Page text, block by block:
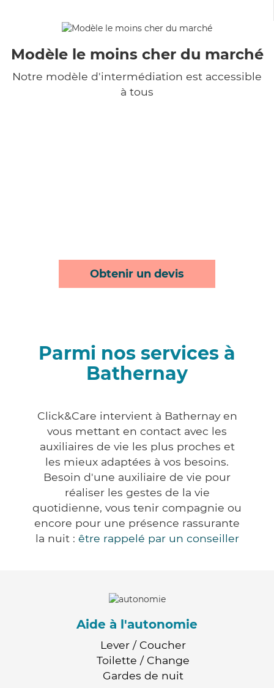
Modèle le moins cher du marché
Notre modèle d'intermédiation est accessible
à tous
Obtenir un devis
Parmi nos services à
Bathernay
Click&Care intervient à Bathernay en
vous mettant en contact avec les
auxiliaires de vie les plus proches et
les mieux adaptées à vos besoins.
Besoin d'une auxiliaire de vie pour
réaliser les gestes de la vie
quotidienne, vous tenir compagnie ou
encore pour une présence rassurante
la nuit : être rappelé par un conseiller
Aide à l'autonomie
Lever / Coucher
Toilette / Change
Gardes de nuit